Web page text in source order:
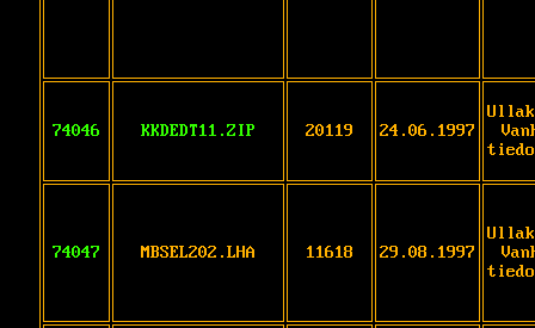
74046 KKDEDT11.ZIP 20119 24.06.1997
74047 MBSEL202.LHA 11618 29.08.1997